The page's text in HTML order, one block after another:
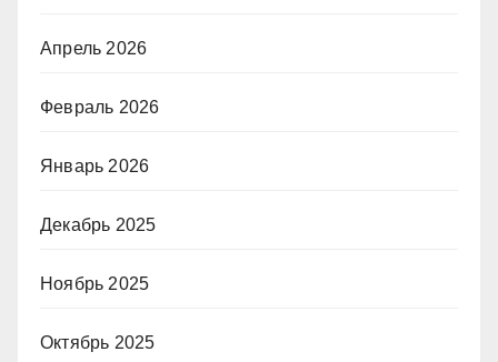
Апрель 2026
Февраль 2026
Январь 2026
Декабрь 2025
Ноябрь 2025
Октябрь 2025